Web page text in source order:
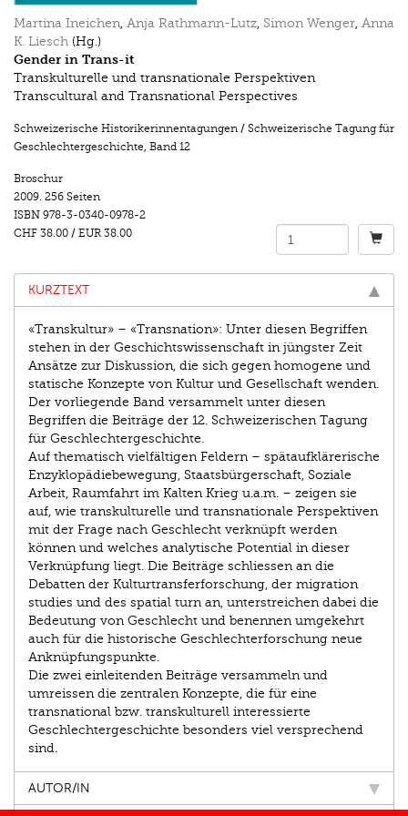
Martina Ineichen, Anja Rathmann-Lutz, Simon Wenger, Anna
K. Liesch (Hg.)
Gender in Trans-it
Transkulturelle und transnationale Perspektiven
Transcultural and Transnational Perspectives
Schweizerische Historikerinnentagungen / Schweizerische Tagung für
Geschlechtergeschichte, Band 12
Broschur
2009. 256 Seiten
ISBN 978-3-0340-0978-2
CHF 38.00 / EUR 38.00
KURZTEXT
«Transkultur» – «Transnation»: Unter diesen Begriffen
stehen in der Geschichtswissenschaft in jüngster Zeit
Ansätze zur Diskussion, die sich gegen homogene und
statische Konzepte von Kultur und Gesellschaft wenden.
Der vorliegende Band versammelt unter diesen
Begriffen die Beiträge der 12. Schweizerischen Tagung
für Geschlechtergeschichte.
Auf thematisch vielfältigen Feldern – spätaufklärerische
Enzyklopädiebewegung, Staatsbürgerschaft, Soziale
Arbeit, Raumfahrt im Kalten Krieg u.a.m. – zeigen sie
auf, wie transkulturelle und transnationale Perspektiven
mit der Frage nach Geschlecht verknüpft werden
können und welches analytische Potential in dieser
Verknüpfung liegt. Die Beiträge schliessen an die
Debatten der Kulturtransferforschung, der migration
studies und des spatial turn an, unterstreichen dabei die
Bedeutung von Geschlecht und benennen umgekehrt
auch für die historische Geschlechterforschung neue
Anknüpfungspunkte.
Die zwei einleitenden Beiträge versammeln und
umreissen die zentralen Konzepte, die für eine
transnational bzw. transkulturell interessierte
Geschlechtergeschichte besonders viel versprechend
sind.
AUTOR/IN